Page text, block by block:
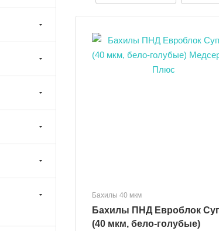
Бахилы 40 мкм
Бахилы ПНД Евроблок Супер
(40 мкм, бело-голубые)